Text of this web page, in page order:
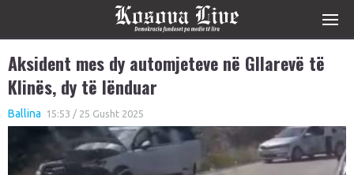
Aksident mes dy automjeteve në Gllarevë të
Klinës, dy të lënduar
Ballina 15:53 / 25 Gusht 2025